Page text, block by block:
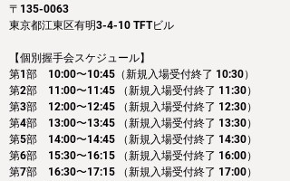
〒135-0063
東京都江東区有明3-4-10 TFTビル
【個別握手会スケジュール】
第1部　10:00〜10:45（新規入場受付終了 10:30）
第2部　11:00〜11:45 （新規入場受付終了 11:30）
第3部　12:00〜12:45 （新規入場受付終了 12:30）
第4部　13:00〜13:45 （新規入場受付終了 13:30）
第5部　14:00〜14:45 （新規入場受付終了 14:30）
第6部　15:30〜16:15 （新規入場受付終了 16:00）
第7部　16:30〜17:15 （新規入場受付終了 17:00）